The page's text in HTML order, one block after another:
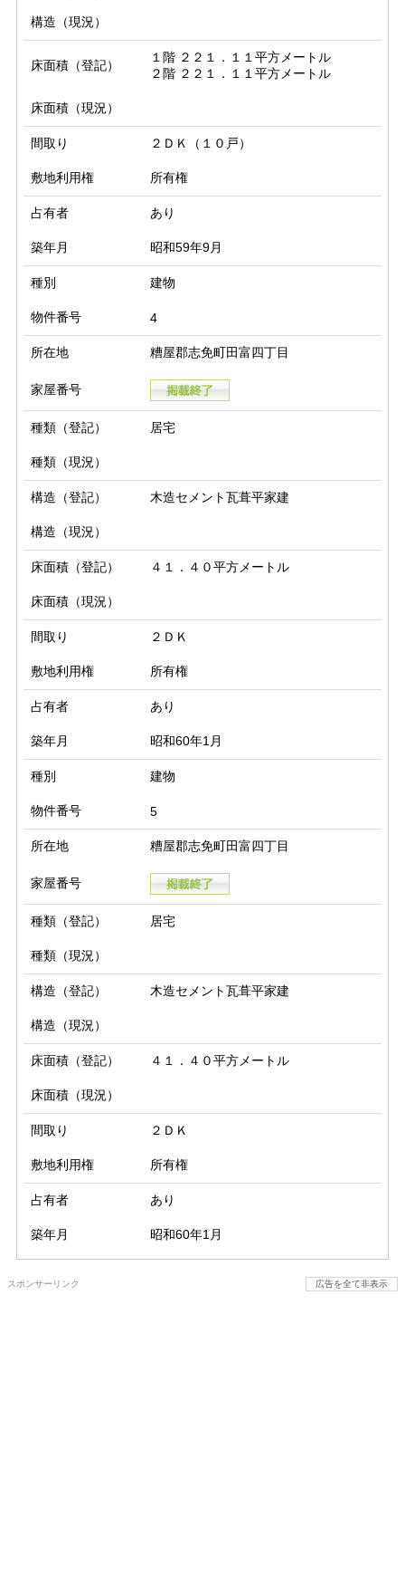
構造（現況）
床面積（登記）
１階 ２２１．１１平方メートル
２階 ２２１．１１平方メートル
床面積（現況）
間取り ２ＤＫ（１０戸）
敷地利用権 所有権
占有者 あり
築年月 昭和59年9月
種別 建物
物件番号 4
所在地 糟屋郡志免町田富四丁目
家屋番号
種類（登記） 居宅
種類（現況）
構造（登記） 木造セメント瓦葺平家建
構造（現況）
床面積（登記） ４１．４０平方メートル
床面積（現況）
間取り ２ＤＫ
敷地利用権 所有権
占有者 あり
築年月 昭和60年1月
種別 建物
物件番号 5
所在地 糟屋郡志免町田富四丁目
家屋番号
種類（登記） 居宅
種類（現況）
構造（登記） 木造セメント瓦葺平家建
構造（現況）
床面積（登記） ４１．４０平方メートル
床面積（現況）
間取り ２ＤＫ
敷地利用権 所有権
占有者 あり
築年月 昭和60年1月
スポンサーリンク 広告を全て非表示